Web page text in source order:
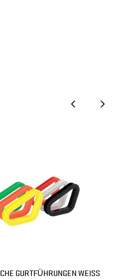
GURTFÜHRUNGEN WEISS